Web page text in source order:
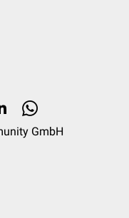
GmbH